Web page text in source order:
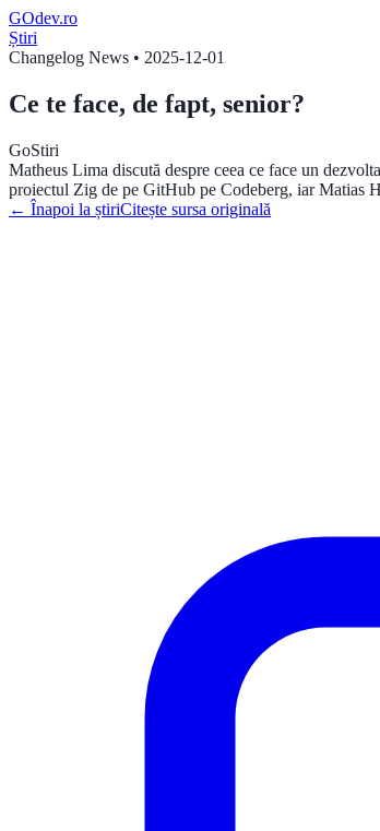
GOdev.ro
Știri
Changelog News • 2025-12-01
Ce te face, de fapt, senior?
GoStiri
Matheus Lima discută despre ceea ce face un
proiectul Zig de pe GitHub pe Codeberg, iar Matias
← Înapoi la știriCitește sursa originală